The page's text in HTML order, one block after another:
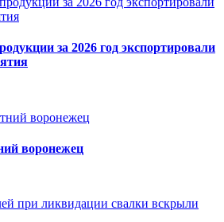
за 2026 год экспортировали
воронежец